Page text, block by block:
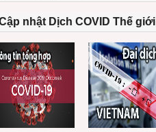
nhật Dịch COVID Thế giới